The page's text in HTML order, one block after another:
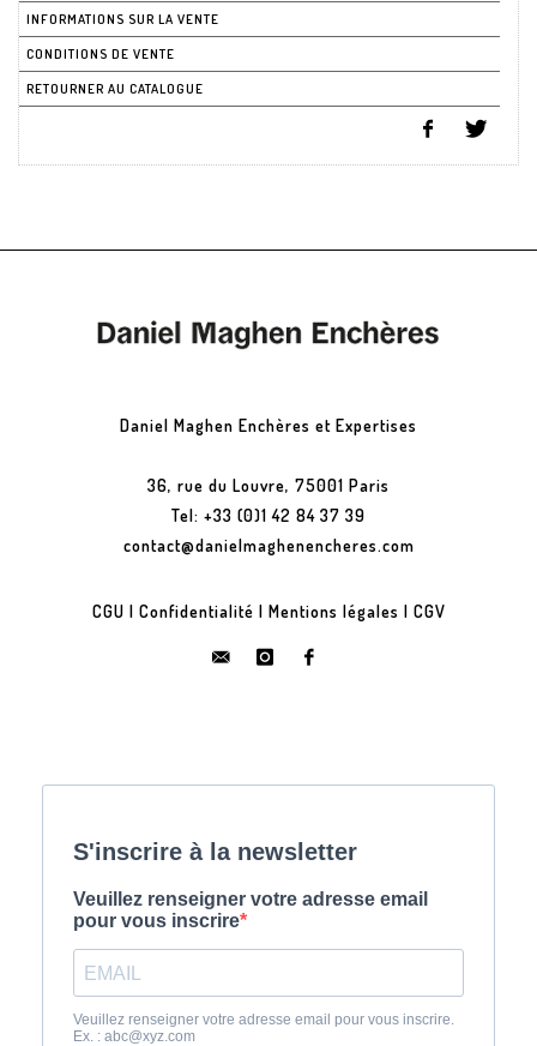
INFORMATIONS SUR LA VENTE
CONDITIONS DE VENTE
RETOURNER AU CATALOGUE
Daniel Maghen Enchères et Expertises
36, rue du Louvre, 75001 Paris
Tel: +33 (0)1 42 84 37 39
contact@danielmaghenencheres.com
CGU | Confidentialité | Mentions légales | CGV